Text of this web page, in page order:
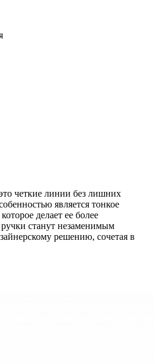
четкие линии без лишних
является тонкое
делает ее более
станут незаменимым
решению, сочетая в